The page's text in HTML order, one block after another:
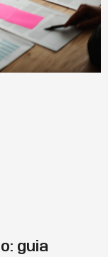
guia